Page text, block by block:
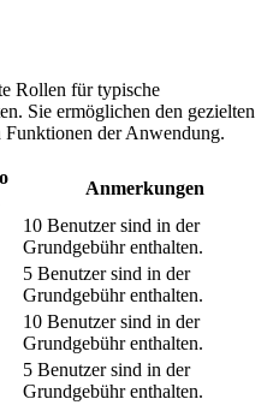
Rollen für typische
Sie ermöglichen den gezielten
der Anwendung.
Anmerkungen
10 Benutzer sind in der
Grundgebühr enthalten.
5 Benutzer sind in der
Grundgebühr enthalten.
10 Benutzer sind in der
Grundgebühr enthalten.
5 Benutzer sind in der
Grundgebühr enthalten.